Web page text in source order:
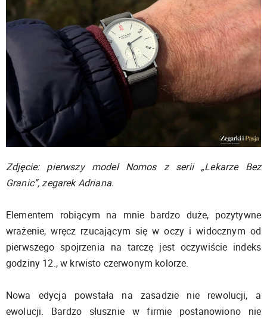
Zdjęcie: pierwszy model Nomos z serii „Lekarze Bez
Granic”, zegarek Adriana.
Elementem robiącym na mnie bardzo duże, pozytywne
wrażenie, wręcz rzucającym się w oczy i widocznym od
pierwszego spojrzenia na tarczę jest oczywiście indeks
godziny 12., w krwisto czerwonym kolorze.
Nowa edycja powstała na zasadzie nie rewolucji, a
ewolucji. Bardzo słusznie w firmie postanowiono nie